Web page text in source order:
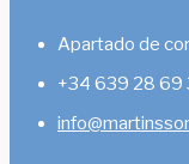
Apartado de
+34 639 28 69